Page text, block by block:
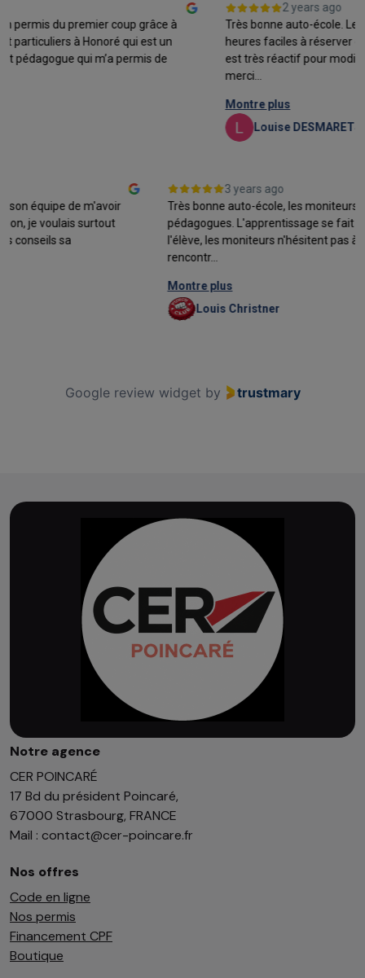
du premier coup grâce à
à Honoré qui est un
qui m’a permis de
2 years ago
Très bonne auto-école. Les
heures faciles à réserver
est très réactif pour modifier
merci...
Montre plus
Louise DESMARETS
3 years ago
Très bonne auto-école, les
pédagogues. L'apprentissage se
l'élève, les moniteurs n'hésitent
rencontr...
Montre plus
Louis Christner
et son équipe de m'avoir
je voulais surtout
conseils sa
Google review widget by trustmary
Notre agence
CER POINCARÉ
17 Bd du président Poincaré,
67000 Strasbourg, FRANCE
Mail : contact@cer-poincare.fr
Nos offres
Code en ligne
Nos permis
Financement CPF
Boutique